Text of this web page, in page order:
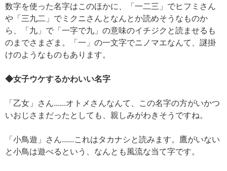
数字を使った名字はこのほかに、「一二三」でヒフミさん
や「三九二」でミクニさんとなんとか読めそうなものか
ら、「九」で「一字で九」の意味のイチジクと読ませるも
のまでさまざま。「一」の一文字でニノマエなんて、謎掛
けのようなものもあります。
◆女子ウケするかわいい名字
「乙女」さん......オトメさんなんて、この名字の方がいかつ
いおじさまだったとしても、親しみがわきそうですね。
「小鳥遊」さん......これはタカナシと読みます。鷹がいない
と小鳥は遊べるという、なんとも風流な当て字です。